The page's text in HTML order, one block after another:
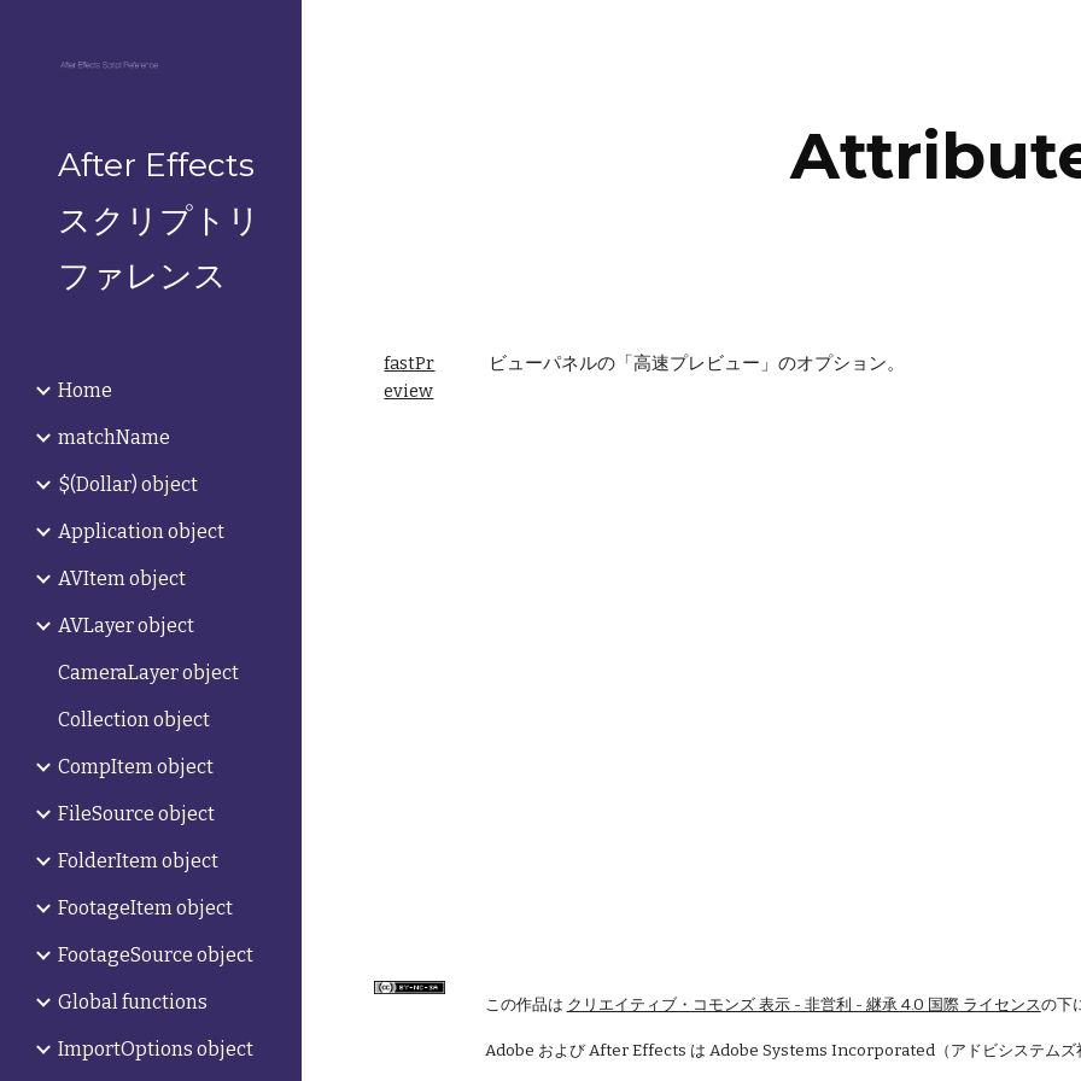
After Effects
スクリプトリ
ファレンス
Home
matchName
$(Dollar) object
Application object
AVItem object
AVLayer object
CameraLayer object
Collection object
CompItem object
FileSource object
FolderItem object
FootageItem object
FootageSource object
Global functions
ImportOptions object
fastPr
eview
ビューパネルの「高速プレビュー」のオプション。
この作品は クリエイティブ・コモンズ 表示 - 非営利 - 継承 4.0 国際 ライセンスの下
Adobe および After Effects は Adobe Systems Incorporated（アドビシステムズ